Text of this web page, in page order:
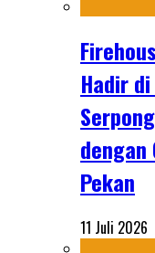
Hadir
Pekan
11 Juli 2026